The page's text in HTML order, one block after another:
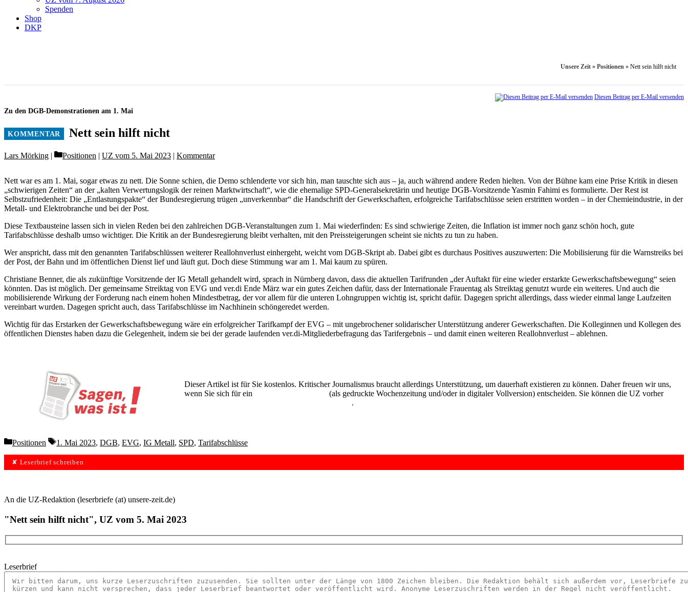
Spenden
Shop
DKP
Unsere Zeit » Positionen » Nett sein hilft nicht
Diesen Beitrag per E-Mail versenden
Zu den DGB-Demonstrationen am 1. Mai
Nett sein hilft nicht
Lars Mörking Categories
Positionen | UZ vom 5. Mai 2023 | Kommentar
Nett war es am 1. Mai, sogar etwas zu nett. Die Sonne schien, die Demo schlenderte vor sich hin, man tauschte sich aus – ja, auch während andere Reden hielten. Von der Bühne kam eine Prise Kritik in diesen
„schwierigen Zeiten“ an der „kalten Verwertungslogik der reinen Marktwirtschaft“, wie die ehemalige SPD-Generalsekretärin und heutige DGB-Vorsitzende Yasmin Fahimi es formulierte. Der Rest ist
Selbstzufriedenheit: Die „Entlastungspakte“ der Bundesregierung trügen „unverkennbar“ die Handschrift der Gewerkschaften, erfolgreiche Tarifabschlüsse seien erstritten worden – in der Chemieindustrie, in der
Metall- und Elek­trobranche und bei der Post.
Diese Textbausteine lassen sich in vielen Reden bei den zahlreichen DGB-Veranstaltungen zum 1. Mai wiederfinden: Es sind schwierige Zeiten, die Inflation ist immer noch ganz schön hoch, gute
Tarifabschlüsse deshalb umso wichtiger. Die Kritik an der Bundesregierung bleibt verhalten, mit den Preissteigerungen scheint sie nichts zu tun zu haben.
Wer anspricht, dass mit den genannten Tarifabschlüssen weiterer Reallohnverlust einhergeht, weicht vom DGB-Skript ab. Dabei gibt es durchaus Positives auszuwerten: Die Mobilisierung für die Warnstreiks bei
der Post, der Bahn und im öffentlichen Dienst lief und läuft gut. Doch diese Stimmung war am 1. Mai kaum zu spüren.
Christiane Benner, die als zukünftige Vorsitzende der IG Metall gehandelt wird, sprach in Nürnberg davon, dass die aktuellen Tarifrunden „der Auftakt für eine wieder erstarkte Gewerkschaftsbewegung“ seien
könnten. Das ist möglich. Der gemeinsame Streiktag von EVG und ver.di Ende März war ein gutes Zeichen dafür, dass der Internationale Frauentag als Streiktag genutzt wurde ein weiteres. Und auch die
mobilisierende Wirkung der Forderung nach einem hohen Mindestbetrag, der vor allem für die unteren Lohngruppen wichtig ist, spricht dafür. Dagegen spricht allerdings, dass wieder einmal lange Laufzeiten
vereinbart wurden. Dagegen spricht auch, dass Tarifabschlüsse im Nachhinein schöngeredet werden.
Wichtig für das Erstarken der Gewerkschaftsbewegung wäre ein erfolgreicher Tarifkampf der EVG – mit ungebrochener solidarischer Unterstützung anderer Gewerkschaften. Die Kolleginnen und Kollegen des
öffentlichen Dienstes haben dazu die Gelegenheit, indem sie bei der gerade laufenden ver.di-Mitgliederbefragung das Tarifergebnis – und damit einen weiteren Reallohnverlust – ablehnen.
Dieser Artikel ist für Sie kostenlos. Kritischer Journalismus braucht allerdings Unterstützung, um dauerhaft existieren zu können. Daher freuen wir uns,
wenn Sie sich für ein
(als gedruckte Wochenzeitung und/oder in digitaler Vollversion) entscheiden. Sie können die UZ vorher
.
Categories
Positionen Tags
1. Mai 2023, DGB, EVG, IG Metall, SPD, Tarifabschlüsse
✘ Leserbrief schreiben
An die UZ-Redaktion (leserbriefe (at) unsere-zeit.de)
"Nett sein hilft nicht", UZ vom 5. Mai 2023
Leserbrief